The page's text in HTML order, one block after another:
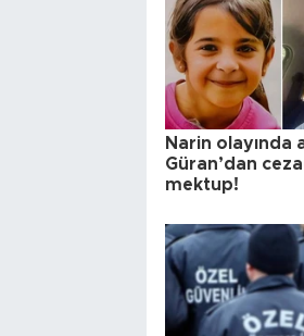
Narin olayında
Güran’dan
mektup!